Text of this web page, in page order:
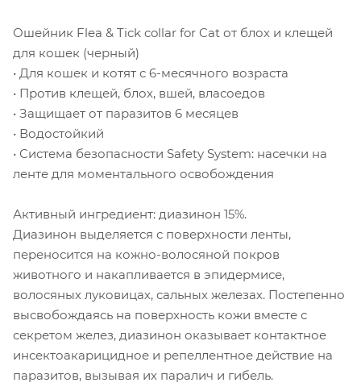
Ошейник Flea & Tick collar for Cat от блох и клещей
для кошек (черный)
• Для кошек и котят с 6-месячного возраста
• Против клещей, блох, вшей, власоедов
• Защищает от паразитов 6 месяцев
• Водостойкий
• Система безопасности Safety System: насечки на
ленте для моментального освобождения
Активный ингредиент: диазинон 15%.
Диазинон выделяется с поверхности ленты,
переносится на кожно-волосяной покров
животного и накапливается в эпидермисе,
волосяных луковицах, сальных железах. Постепенно
высвобождаясь на поверхность кожи вместе с
секретом желез, диазинон оказывает контактное
инсектоакарицидное и репеллентное действие на
паразитов, вызывая их паралич и гибель.